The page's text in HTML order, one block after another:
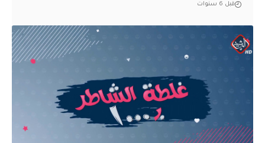
قبل 6 سنوات